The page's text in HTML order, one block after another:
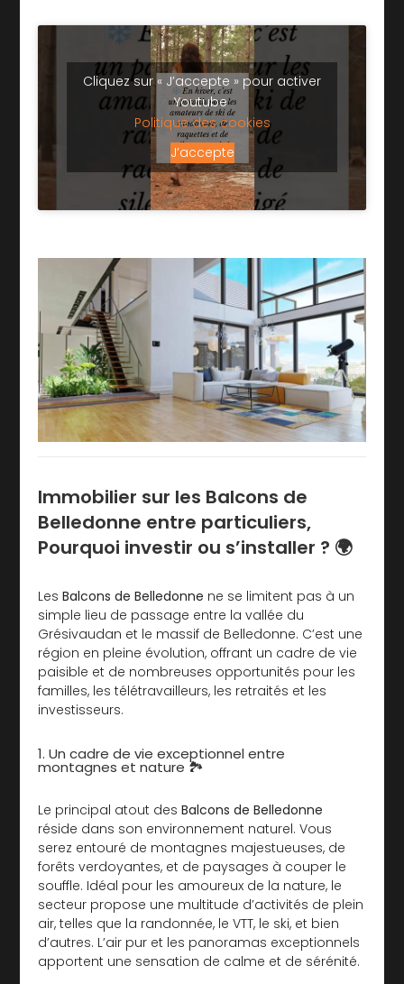
Cliquez sur « J’accepte » pour activer
Youtube
Politique des cookies
J’accepte
Immobilier sur les Balcons de
Belledonne entre particuliers,
Pourquoi investir ou s’installer ? 🌍
LesBalcons de Belledonne ne se limitent pas à un
simple lieu de passage entre la vallée du
Grésivaudan et le massif de Belledonne. C’est une
région en pleine évolution, offrant un cadre de vie
paisible et de nombreuses opportunités pour les
familles, les télétravailleurs, les retraités et les
investisseurs.
1. Un cadre de vie exceptionnel entre
montagnes et nature 🏞️
Le principal atout desBalcons de Belledonne
réside dans son environnement naturel. Vous
serez entouré de montagnes majestueuses, de
forêts verdoyantes, et de paysages à couper le
souffle. Idéal pour les amoureux de la nature, le
secteur propose une multitude d’activités de plein
air, telles que la randonnée, le VTT, le ski, et bien
d’autres. L’air pur et les panoramas exceptionnels
apportent une sensation de calme et de sérénité.